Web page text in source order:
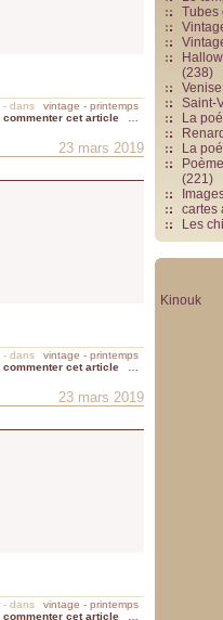
- dans
vintage - printemps
commenter cet article
23 mars 2019
- dans
vintage - printemps
commenter cet article
23 mars 2019
- dans
vintage - printemps
commenter cet article
Tubes
(238)
Saint-
La
La
(221)
cartes
Les
Kinouk